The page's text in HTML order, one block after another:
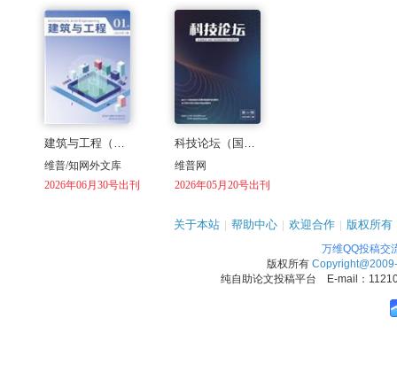
建筑与工程（国际刊号）
维普/知网外文库
2026年06月30号出刊
科技论坛（国际刊号）
维普网
2026年05月20号出刊
关于本站 | 帮助中心 | 欢迎合作 | 版权所有
万维QQ投稿交
版权所有
纯自助论文投稿平台 E-mail：